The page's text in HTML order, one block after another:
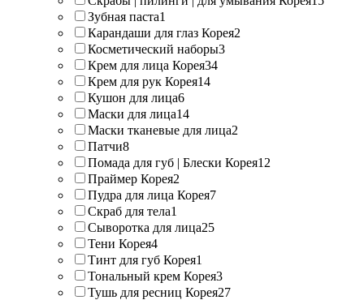
Зубная паста1
Карандаши для глаз Корея2
Косметический наборы3
Крем для лица Корея34
Крем для рук Корея14
Кушон для лица6
Маски для лица14
Маски тканевые для лица2
Патчи8
Помада для губ | Блески Корея12
Праймер Корея2
Пудра для лица Корея7
Скраб для тела1
Сыворотка для лица25
Тени Корея4
Тинт для губ Корея1
Тональный крем Корея3
Тушь для ресниц Корея27